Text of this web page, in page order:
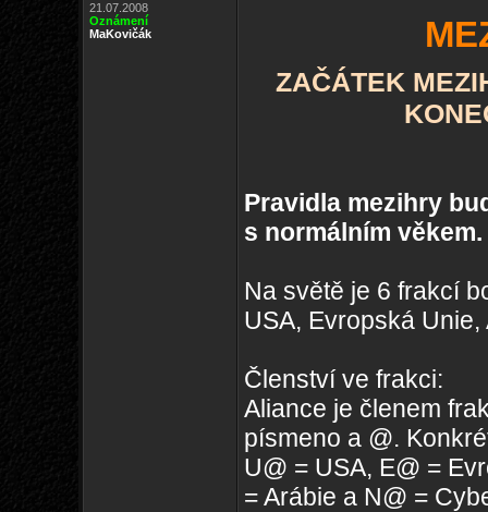
21.07.2008
Oznámení
MaKovičák
ZAČÁTEK
Pravidla mezihry
s normálním věkem.
Na světě je 6 frakcí
USA, Evropská
Členství ve frakci:
Aliance je členem
písmeno a @.
U@ = USA, E@ =
= Arábie a N@ =